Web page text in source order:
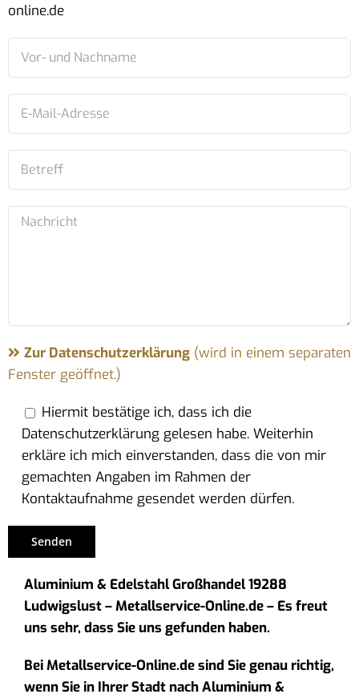
online.de
Zur Datenschutzerklärung(wird in einem separaten
Fenster geöffnet.)
Hiermit bestätige ich, dass ich die
Datenschutzerklärung gelesen habe. Weiterhin
erkläre ich mich einverstanden, dass die von mir
gemachten Angaben im Rahmen der
Kontaktaufnahme gesendet werden dürfen.
Aluminium & Edelstahl Großhandel 19288
Ludwigslust – Metallservice-Online.de – Es freut
uns sehr, dass Sie uns gefunden haben.
Bei Metallservice-Online.de sind Sie genau richtig,
wenn Sie in Ihrer Stadt nach Aluminium &